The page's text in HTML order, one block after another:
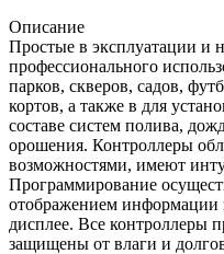
Описание
Простые в эксплуатации и
профессионального
парков, скверов, садов,
кортов, а также в для
составе систем полива,
орошения. Контроллеры
возможностями, имеют
Программирование
отображением
дисплее. Все контроллеры
защищены от влаги и